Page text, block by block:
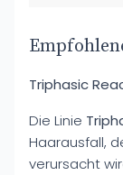
Triphasic
Die Linie
Haarausfall,
verursacht